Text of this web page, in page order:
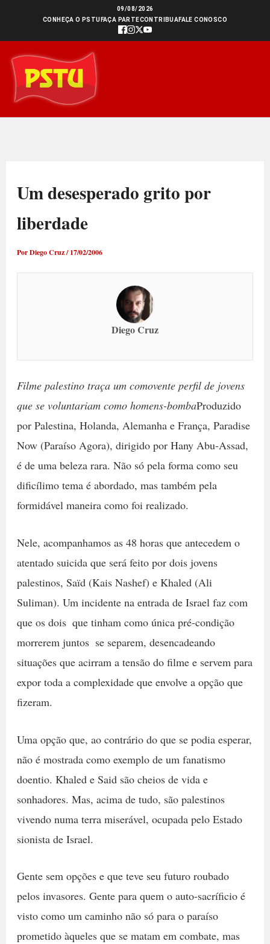
conteúdo
09/08/2026
CONHEÇA O PSTU FAÇA PARTECONTRIBUAFALE CONOSCO
Um desesperado grito por
liberdade
PorDiego Cruz/17/02/2006
Diego Cruz
Filme palestino traça um comovente perfil de jovens
que se voluntariam como homens-bombaProduzido
por Palestina, Holanda, Alemanha e França, Paradise
Now (Paraíso Agora), dirigido por Hany Abu-Assad,
é de uma beleza rara. Não só pela forma como seu
dificílimo tema é abordado, mas também pela
formidável maneira como foi realizado.
Nele, acompanhamos as 48 horas que antecedem o
atentado suicida que será feito por dois jovens
palestinos, Saïd (Kais Nashef) e Khaled (Ali
Suliman). Um incidente na entrada de Israel faz com
que os dois  que tinham como única pré-condição
morrerem juntos  se separem, desencadeando
situações que acirram a tensão do filme e servem para
expor toda a complexidade que envolve a opção que
fizeram.
Uma opção que, ao contrário do que se podia esperar,
não é mostrada como exemplo de um fanatismo
doentio. Khaled e Said são cheios de vida e
sonhadores. Mas, acima de tudo, são palestinos
vivendo numa terra miserável, ocupada pelo Estado
sionista de Israel.
Gente sem opções e que teve seu futuro roubado
pelos invasores. Gente para quem o auto-sacríficio é
visto como um caminho não só para o paraíso
prometido àqueles que se matam em combate, mas